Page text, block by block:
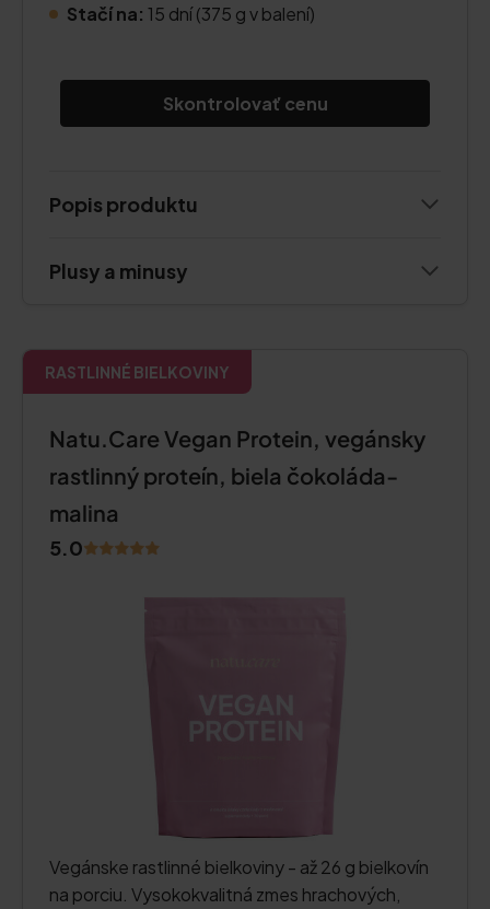
Stačí na: 15 dní (375 g v balení)
Skontrolovať cenu
Popis produktu
Plusy a minusy
RASTLINNÉ BIELKOVINY
Natu.Care Vegan Protein, vegánsky
rastlinný proteín, biela čokoláda-
malina
5.0
Vegánske rastlinné bielkoviny - až 26 g bielkovín
na porciu. Vysokokvalitná zmes hrachových,